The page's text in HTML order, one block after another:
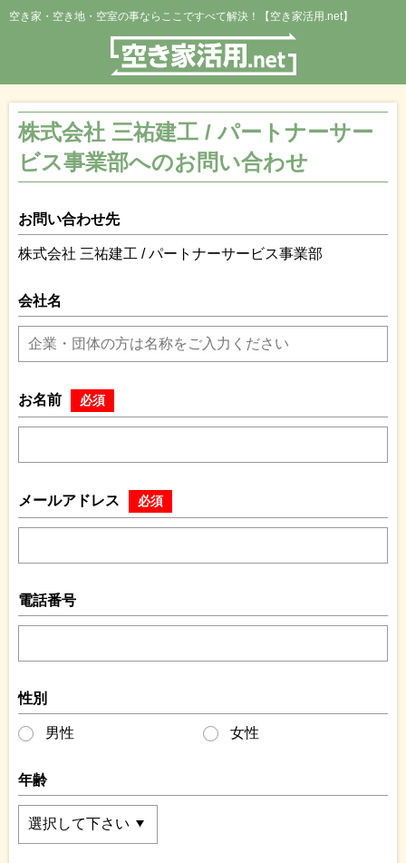
空き家・空き地・空室の事ならここですべて解決！【空き家活用.net】
株式会社 三祐建工 / パートナーサー
ビス事業部へのお問い合わせ
お問い合わせ先
株式会社 三祐建工 / パートナーサービス事業部
会社名
お名前 必須
メールアドレス 必須
電話番号
性別
男性 女性
年齢